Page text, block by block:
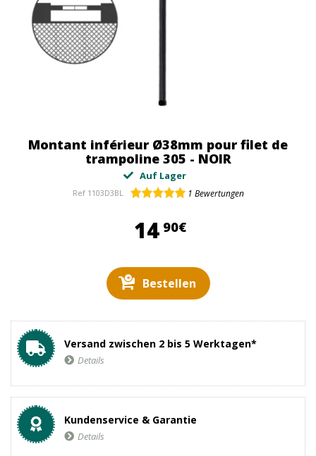
Montant inférieur Ø38mm pour filet de
trampoline 305 - NOIR
Auf Lager
Ref 1103D3BL 1 Bewertungen
14 90€14,90 €
Bestellen
Versand zwischen 2 bis 5 Werktagen*
Details
Kundenservice & Garantie
Details